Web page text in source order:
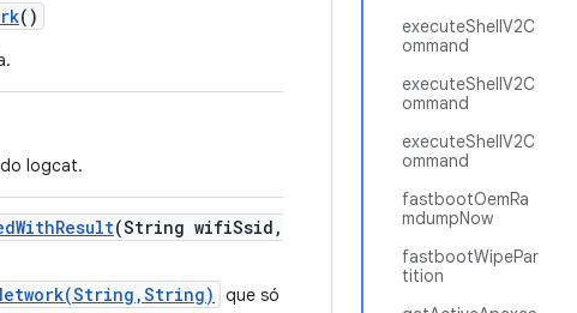
executeShellV2C
ommand
executeShellV2C
ommand
executeShellV2C
ommand
fastbootOemRa
mdumpNow
fastbootWipePar
tition
()
logcat.
WithResult(String wifiSsid , Psk,boolean scan
que só se conecta se o dispositivo não tiver